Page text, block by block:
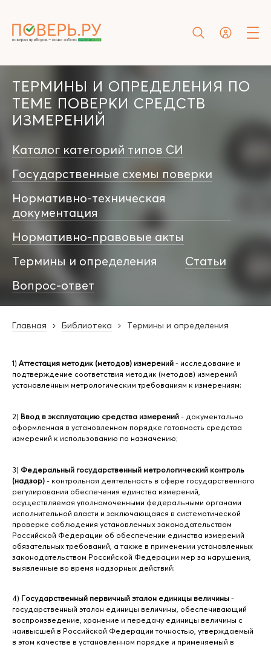
ТЕРМИНЫ И ОПРЕДЕЛЕНИЯ ПО
ТЕМЕ ПОВЕРКИ СРЕДСТВ
ИЗМЕРЕНИЙ
Каталог категорий типов СИ
Государственные схемы поверки
Нормативно-техническая
документация
Нормативно-правовые акты
Термины и определения
Статьи
Вопрос-ответ
Главная Библиотека Термины и определения
1) Аттестация методик (методов) измерений - исследование и
подтверждение соответствия методик (методов) измерений
установленным метрологическим требованиям к измерениям;
2) Ввод в эксплуатацию средства измерений - документально
оформленная в установленном порядке готовность средства
измерений к использованию по назначению;
3) Федеральный государственный метрологический контроль
(надзор) - контрольная деятельность в сфере государственного
регулирования обеспечения единства измерений,
осуществляемая уполномоченными федеральными органами
исполнительной власти и заключающаяся в систематической
проверке соблюдения установленных законодательством
Российской Федерации об обеспечении единства измерений
обязательных требований, а также в применении установленных
законодательством Российской Федерации мер за нарушения,
выявленные во время надзорных действий;
4) Государственный первичный эталон единицы величины -
государственный эталон единицы величины, обеспечивающий
воспроизведение, хранение и передачу единицы величины с
наивысшей в Российской Федерации точностью, утверждаемый
в этом качестве в установленном порядке и применяемый в